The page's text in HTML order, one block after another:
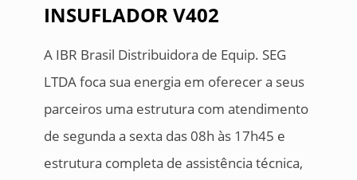
INSUFLADOR V402
A IBR Brasil Distribuidora de Equip. SEG
LTDA foca sua energia em oferecer a seus
parceiros uma estrutura com atendimento
de segunda a sexta das 08h às 17h45 e
estrutura completa de assistência técnica,